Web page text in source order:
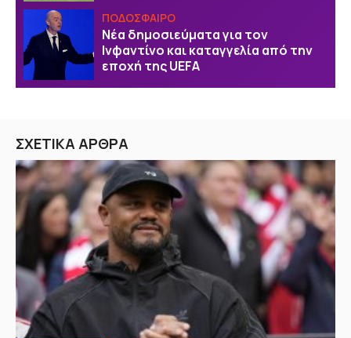
ΠΟΔΟΣΦΑΙΡΟ
Νέα δημοσιεύματα για τον
Ινφαντίνο και καταγγελία από την
εποχή της UEFA
ΣΧΕΤΙΚΑ ΑΡΘΡΑ